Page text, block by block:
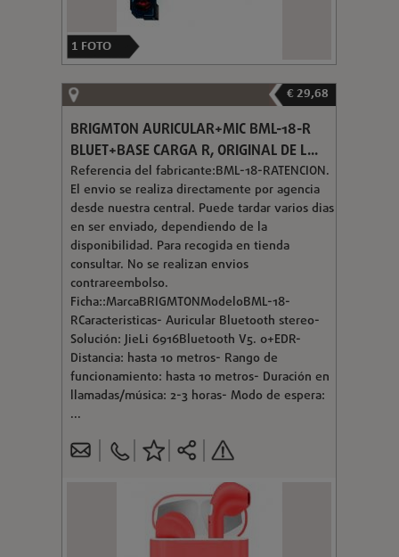
1 FOTO
€ 29,68
BRIGMTON AURICULAR+MIC BML-18-R
BLUET+BASE CARGA R, ORIGINAL DE L...
Referencia del fabricante:BML-18-RATENCION.
El envio se realiza directamente por agencia
desde nuestra central. Puede tardar varios dias
en ser enviado, dependiendo de la
disponibilidad. Para recogida en tienda
consultar. No se realizan envios
contrareembolso.
Ficha::MarcaBRIGMTONModeloBML-18-
RCaracteristicas- Auricular Bluetooth stereo-
Solución: JieLi 6916Bluetooth V5. 0+EDR-
Distancia: hasta 10 metros- Rango de
funcionamiento: hasta 10 metros- Duración en
llamadas/música: 2-3 horas- Modo de espera:
...